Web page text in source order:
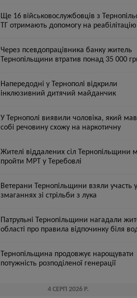
Ще 16 військовослужбовців з
ТГ отримають допомогу на реабілітацію
Через псевдопрацівника банку житель
Тернопільщини втратив понад 35 000
Напередодні у Тернополі відкрили
інклюзивний дитячий майданчик
У Тернополі виявили чоловіка, який
собі речовину схожу на наркотичну
Жителі віддалених сіл Тернопільщини
пройти МРТ у Теребовлі
Ветерани Тернопільщини взяли участь у
змаганнях зі стрільби з лука
Патрульні Тернопільщини нагадали
області про правила відпочинку біля
Тернопільщина продовжує нарощувати
потужність розподіленої генерації
4 СЕРП 2026 Р.